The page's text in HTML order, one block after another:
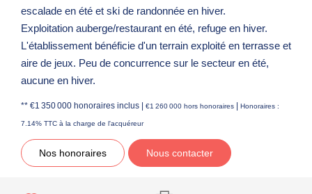
escalade en été et ski de randonnée en hiver.
Exploitation auberge/restaurant en été, refuge en hiver.
L'établissement bénéficie d'un terrain exploité en terrasse et
aire de jeux. Peu de concurrence sur le secteur en été,
aucune en hiver.
** €1 350 000 honoraires inclus | €1 260 000 hors honoraires | Honoraires :
7.14% TTC à la charge de l'acquéreur
Nos honoraires Nous contacter